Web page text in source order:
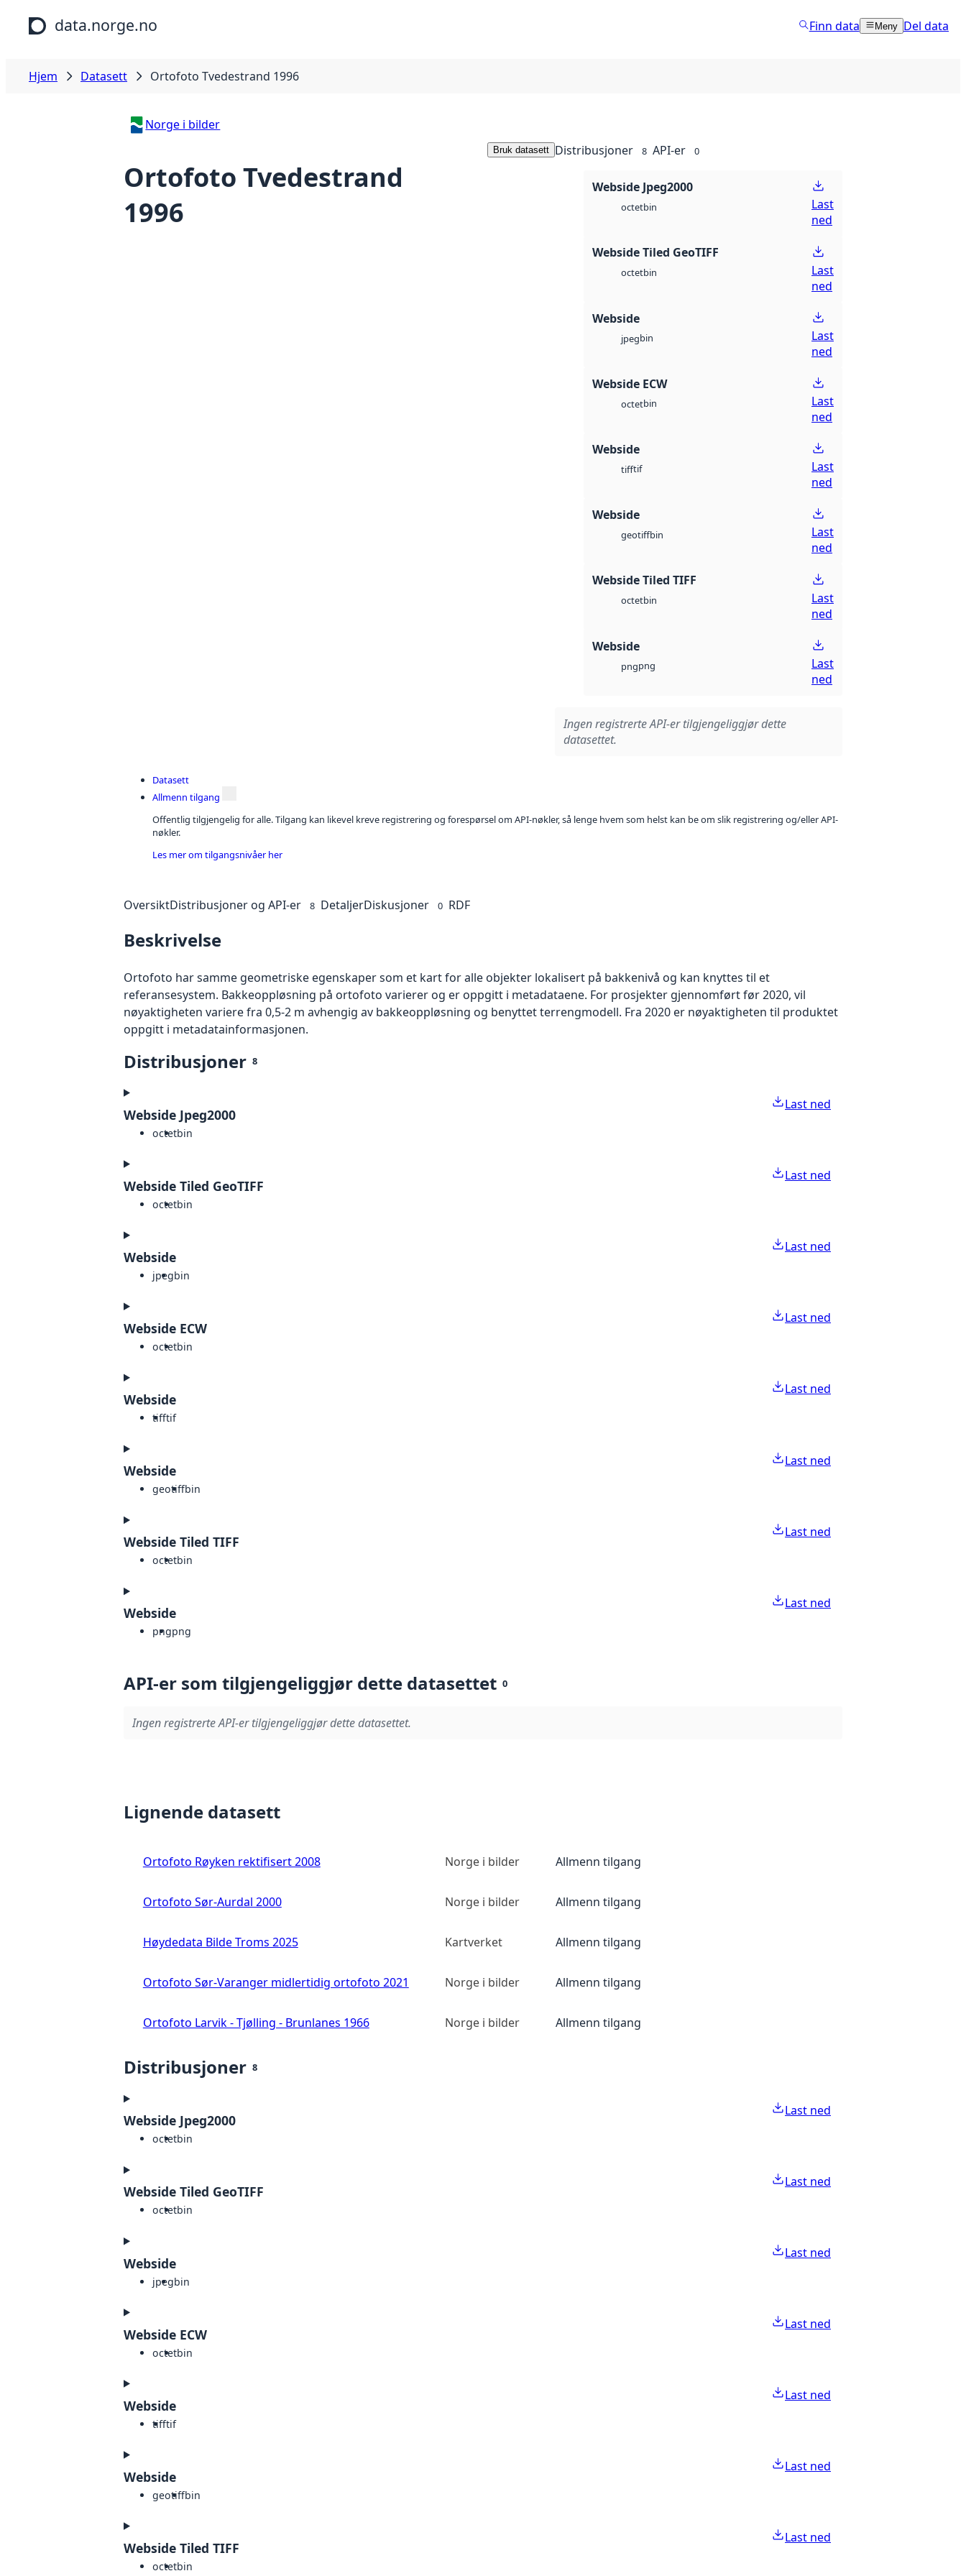
Hopp til hovedinnhold
data.norge.no Finn data Meny Del data
Hjem Datasett Ortofoto Tvedestrand 1996
Norge i bilder
Ortofoto Tvedestrand
1996
Bruk datasett Distribusjoner 8 API-er 0
Webside Jpeg2000
octetbin
Last
ned
Webside Tiled GeoTIFF
octetbin
Last
ned
Webside
jpegbin
Last
ned
Webside ECW
octetbin
Last
ned
Webside
tifftif
Last
ned
Webside
geotiffbin
Last
ned
Webside Tiled TIFF
octetbin
Last
ned
Webside
pngpng
Last
ned
Ingen registrerte API-er tilgjengeliggjør dette
datasettet.
Datasett
Allmenn tilgang
Offentlig tilgjengelig for alle. Tilgang kan likevel kreve registrering og forespørsel om API-nøkler, så lenge hvem som helst kan be om slik registrering og/eller API-
nøkler.
Les mer om tilgangsnivåer her
OversiktDistribusjoner og API-er 8 DetaljerDiskusjoner 0 RDF
Beskrivelse
Ortofoto har samme geometriske egenskaper som et kart for alle objekter lokalisert på bakkenivå og kan knyttes til et
referansesystem. Bakkeoppløsning på ortofoto varierer og er oppgitt i metadataene. For prosjekter gjennomført før 2020, vil
nøyaktigheten variere fra 0,5-2 m avhengig av bakkeoppløsning og benyttet terrengmodell. Fra 2020 er nøyaktigheten til produktet
oppgitt i metadatainformasjonen.
Distribusjoner 8
Webside Jpeg2000
octetbin
Last ned
Webside Tiled GeoTIFF
octetbin
Last ned
Webside
jpegbin
Last ned
Webside ECW
octetbin
Last ned
Webside
tifftif
Last ned
Webside
geotiffbin
Last ned
Webside Tiled TIFF
octetbin
Last ned
Webside
pngpng
Last ned
API-er som tilgjengeliggjør dette datasettet 0
Ingen registrerte API-er tilgjengeliggjør dette datasettet.
Lignende datasett
Ortofoto Røyken rektifisert 2008 Norge i bilder Allmenn tilgang
Ortofoto Sør-Aurdal 2000 Norge i bilder Allmenn tilgang
Høydedata Bilde Troms 2025 Kartverket Allmenn tilgang
Ortofoto Sør-Varanger midlertidig ortofoto 2021 Norge i bilder Allmenn tilgang
Ortofoto Larvik - Tjølling - Brunlanes 1966 Norge i bilder Allmenn tilgang
Distribusjoner 8
Webside Jpeg2000
octetbin
Last ned
Webside Tiled GeoTIFF
octetbin
Last ned
Webside
jpegbin
Last ned
Webside ECW
octetbin
Last ned
Webside
tifftif
Last ned
Webside
geotiffbin
Last ned
Webside Tiled TIFF
octetbin
Last ned